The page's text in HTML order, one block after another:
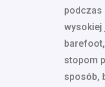
podczas
wysokiej
stopom
sposób,